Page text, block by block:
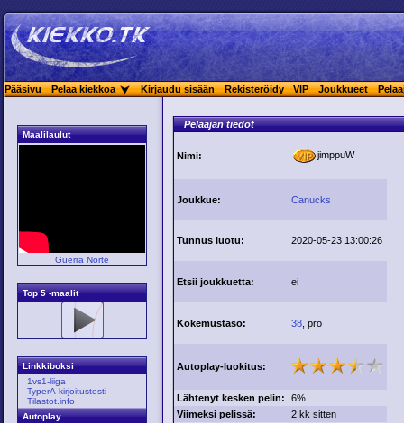
Pääsivu Pelaa kiekkoa Kirjaudu sisään Rekisteröidy VIP Joukkueet
Maalilaulut
Guerra Norte
Top 5 -maalit
Linkkiboksi
1vs1-liiga
TyperA-kirjoitustesti
Tilastot.info
Autoplay
Pelaajan tiedot
Nimi: jimppuW
Joukkue: Canucks
Tunnus luotu: 2020-05-23 13:00:26
Etsii joukkuetta: ei
Kokemustaso: 38 , pro
Autoplay-luokitus:
Lähtenyt kesken pelin:
6%
Viimeksi pelissä:
2 kk sitten